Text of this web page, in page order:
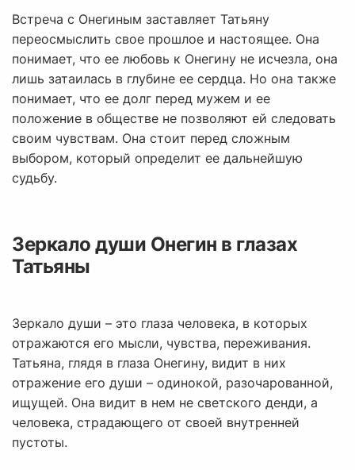
Встреча с Онегиным заставляет Татьяну
переосмыслить свое прошлое и настоящее. Она
понимает, что ее любовь к Онегину не исчезла, она
лишь затаилась в глубине ее сердца. Но она также
понимает, что ее долг перед мужем и ее
положение в обществе не позволяют ей следовать
своим чувствам. Она стоит перед сложным
выбором, который определит ее дальнейшую
судьбу.
Зеркало души Онегин в глазах
Татьяны
Зеркало души – это глаза человека, в которых
отражаются его мысли, чувства, переживания.
Татьяна, глядя в глаза Онегину, видит в них
отражение его души – одинокой, разочарованной,
ищущей. Она видит в нем не светского денди, а
человека, страдающего от своей внутренней
пустоты.